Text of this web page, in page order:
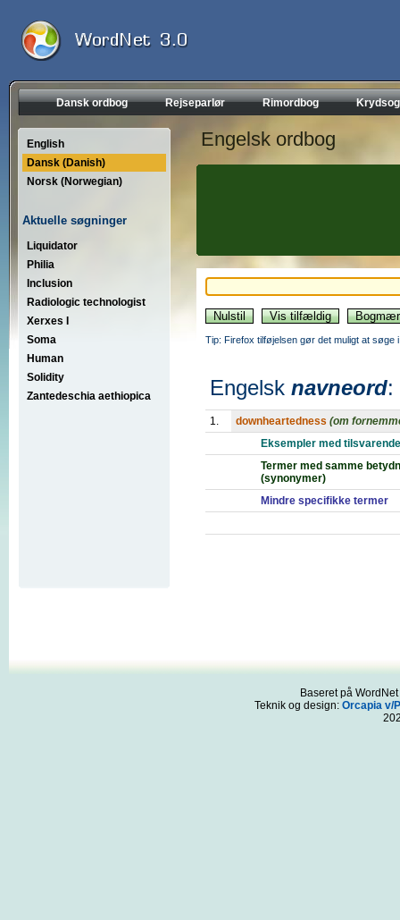
Dansk ordbog Rejseparlør Rimordbog
English
Dansk (Danish)
Norsk (Norwegian)
Aktuelle søgninger
Liquidator
Philia
Inclusion
Radiologic technologist
Xerxes I
Soma
Human
Solidity
Zantedeschia aethiopica
Engelsk ordbog
Tip: Firefox tilføjelsen gør det muligt at søge
Engelsk navneord:
1. downheartedness (om
Eksempler med
Termer med samme
(synonymer)
Mindre specifikke termer
Baseret på
Teknik og design: Orcapia v/